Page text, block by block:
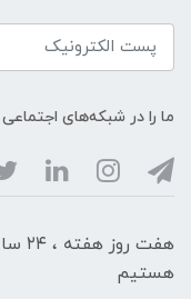
ما را در شبکه‌های اجتماعی
هستیم